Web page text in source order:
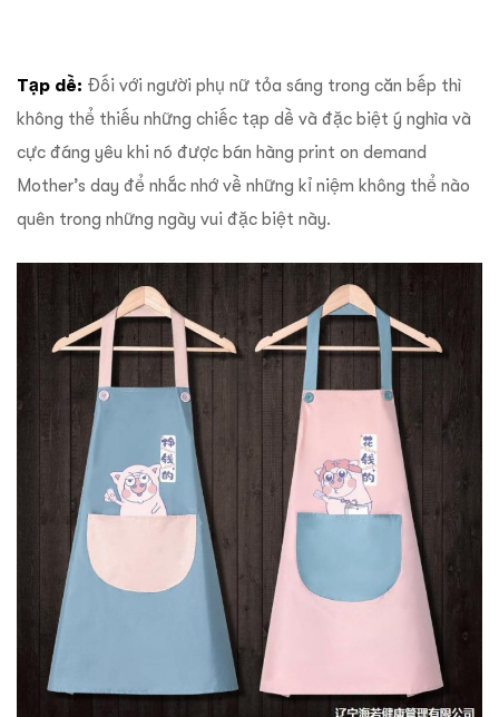
Tạp dề: Đối với người phụ nữ tỏa sáng trong căn bếp thì
không thể thiếu những chiếc tạp dề và đặc biệt ý nghĩa và
cực đáng yêu khi nó được bán hàng print on demand
Mother’s day để nhắc nhớ về những kỉ niệm không thể nào
quên trong những ngày vui đặc biệt này.